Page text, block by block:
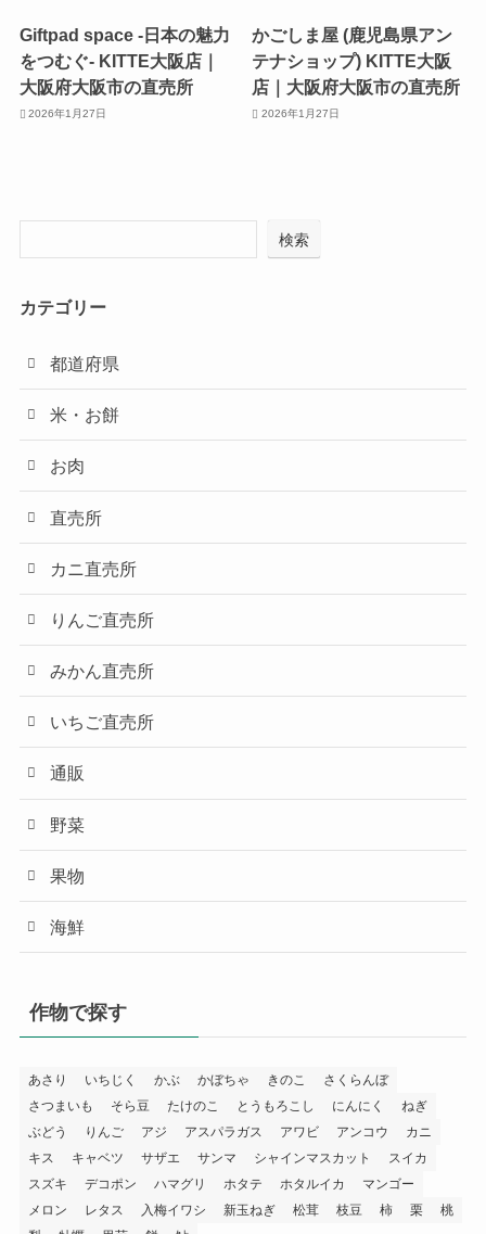
Giftpad space -日本の魅力
をつむぐ- KITTE大阪店｜
大阪府大阪市の直売所
2026年1月27日
かごしま屋 (鹿児島県アン
テナショップ) KITTE大阪
店｜大阪府大阪市の直売所
2026年1月27日
検索
カテゴリー
都道府県
米・お餅
お肉
直売所
カニ直売所
りんご直売所
みかん直売所
いちご直売所
通販
野菜
果物
海鮮
作物で探す
あさり いちじく かぶ かぼちゃ きのこ
さくらんぼ
さつまいも
そら豆 たけのこ とうもろこし にんにく
ねぎ
ぶどう
りんご アジ アスパラガス アワビ アンコウ
カニ
キス
キャベツ サザエ サンマ シャインマスカット
スイカ
スズキ
デコポン ハマグリ ホタテ ホタルイカ
マンゴー
メロン
レタス 入梅イワシ 新玉ねぎ 松茸 枝豆 柿 栗
桃